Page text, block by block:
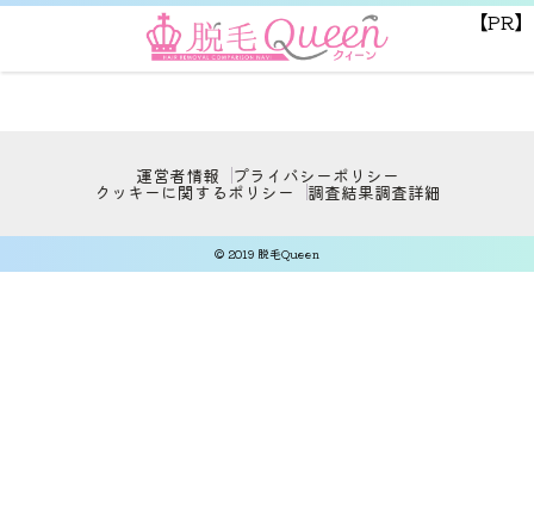
【PR】
運営者情報 プライバシーポリシー
クッキーに関するポリシー 調査結果調査詳細
© 2019 脱毛Queen